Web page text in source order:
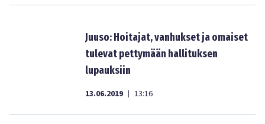
Juuso: Hoitajat, vanhukset ja omaiset
tulevat pettymään hallituksen
lupauksiin
13.06.2019 | 13:16